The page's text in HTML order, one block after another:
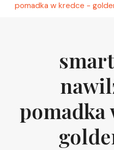
pomadka w kredce -
pomadka